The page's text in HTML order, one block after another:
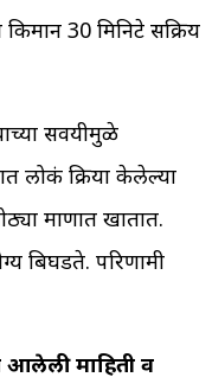
30 मिनिटे सक्रिय
सवयीमुळे
प्रक्रिया केलेल्या
प्रमाणात खातात.
बिघडते. परिणामी
आलेली माहिती व